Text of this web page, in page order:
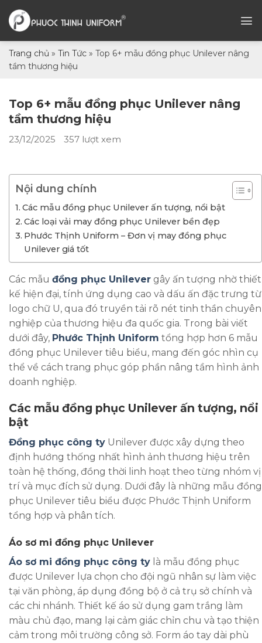
đến
dungTrang chủ » Tin Tức » Top 6+ mẫu đồng phục Unilever nâng
tầm thương hiệu
Top 6+ mẫu đồng phục Unilever nâng
tầm thương hiệu
23/12/2025 357 lượt xem
Nội dung chính
Các mẫu đồng phục Unilever ấn tượng, nổi bật
Các loại vải may đồng phục Unilever bền đẹp
Phước Thịnh Uniform – Đơn vị may đồng phục
Unilever giá tốt
Các mẫu đồng phục Unilever gây ấn tượng nhờ thiết
kế hiện đại, tính ứng dụng cao và dấu ấn đặc trưng từ
logo chữ U, qua đó truyền tải rõ nét tinh thần chuyên
nghiệp của thương hiệu đa quốc gia. Trong bài viết
dưới đây, Phước Thịnh Uniform tổng hợp hơn 6 mẫu
đồng phục Unilever tiêu biểu, mang đến góc nhìn cụ
thể về cách trang phục góp phần nâng tầm hình ảnh
doanh nghiệp.
Các mẫu đồng phục Unilever ấn tượng, nổi
bật
Đồng phục công ty Unilever được xây dựng theo
định hướng thống nhất hình ảnh thương hiệu trên
toàn hệ thống, đồng thời linh hoạt theo từng nhóm vị
trí và mục đích sử dụng. Dưới đây là những mẫu đồng
phục Unilever tiêu biểu được Phước Thịnh Uniform
tổng hợp và phân tích.
Áo sơ mi đồng phục Unilever
Áo sơ mi đồng phục công ty là mẫu đồng phục
được Unilever lựa chọn cho đội ngũ nhân sự làm việc
tại văn phòng, áp dụng đồng bộ ở cả trụ sở chính và
các chi nhánh. Thiết kế áo sử dụng gam trắng làm
màu chủ đạo, mang lại cảm giác chỉn chu và tạo thiện
cảm trong môi trường công sở. Form áo tay dài phù